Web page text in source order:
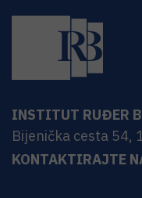
INSTITUT RUĐER
Bijenička cesta 54,
KONTAKTIRAJTE